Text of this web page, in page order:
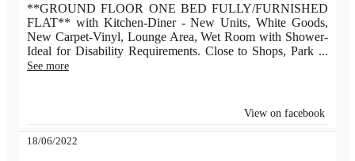
**GROUND FLOOR ONE BED FULLY/FURNISHED
FLAT** with Kitchen-Diner - New Units, White Goods,
New Carpet-Vinyl, Lounge Area, Wet Room with Shower-
Ideal for Disability Requirements. Close to Shops, Park ...
See more
View on facebook
18/06/2022